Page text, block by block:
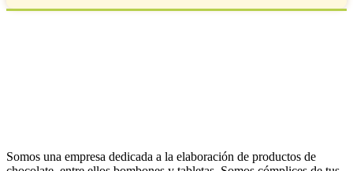
Somos una empresa dedicada a la elaboración de productos de